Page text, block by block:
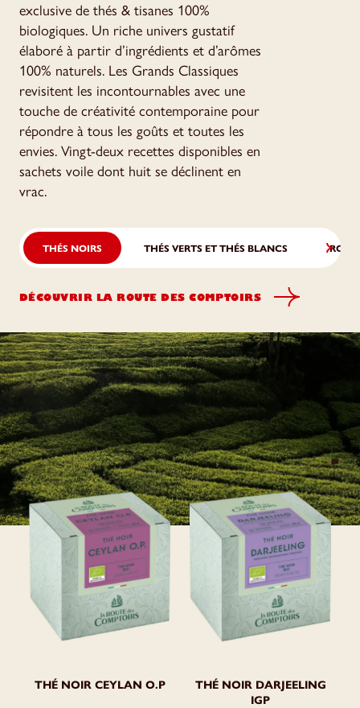
exclusive de thés & tisanes 100%
biologiques. Un riche univers gustatif
élaboré à partir d’ingrédients et d’arômes
100% naturels. Les Grands Classiques
revisitent les incontournables avec une
touche de créativité contemporaine pour
répondre à tous les goûts et toutes les
envies. Vingt-deux recettes disponibles en
sachets voile dont huit se déclinent en
vrac.
THÉS NOIRS THÉS VERTS ET THÉS BLANCS
DÉCOUVRIR LA ROUTE DES COMPTOIRS
THÉ NOIR CEYLAN O.P
THÉ NOIR CEYLAN O.P
Le juste équilibre d’un assemblage de jardins de
Ceylan.
Conditionné en boîte de 40 sachets voile.
THÉ NOIR DARJEELING
IGP
THÉ NOIR DARJEELING IGP
Indication géographique protégée
L'alliance parfaite des différents jardins de
Darjeeling.
Conditionné en boîte de 40 sachets voile.
CONTACTEZ-NOUS